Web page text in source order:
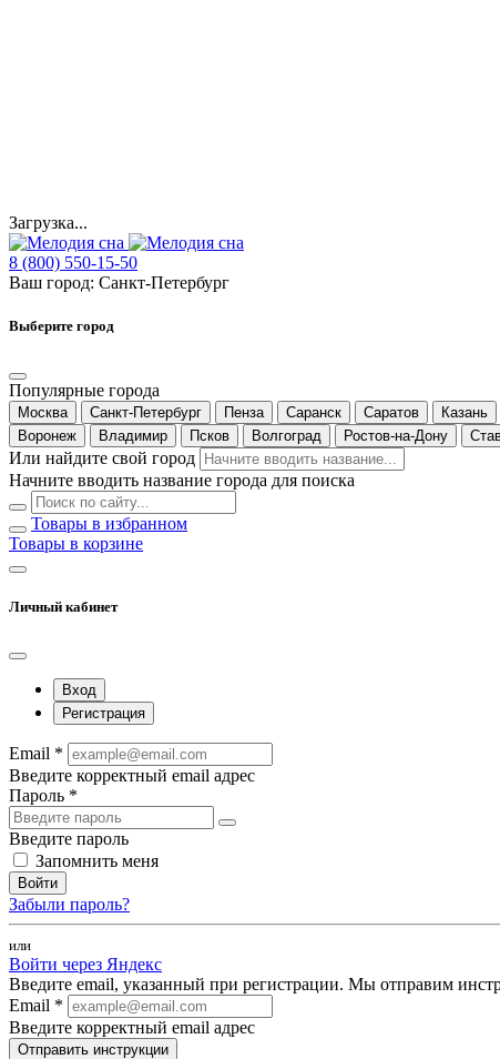
Загрузка...
8 (800) 550-15-50
Ваш город: Санкт-Петербург
Выберите город
Популярные города
Москва Санкт-Петербург Пенза Саранск Саратов Казань
Воронеж
Владимир Псков Волгоград Ростов-на-Дону
Или найдите свой город
Начните вводить название города для поиска
Товары в избранном
Товары в корзине
Личный кабинет
Вход
Регистрация
Email *
Введите корректный email адрес
Пароль *
Введите пароль
Запомнить меня
Войти
Забыли пароль?
или
Войти через Яндекс
Введите email, указанный при регистрации. Мы отправим
Email *
Введите корректный email адрес
Отправить инструкции